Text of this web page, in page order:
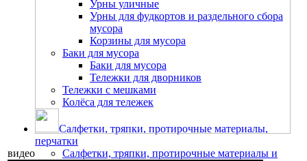
Урны уличные
Урны для фудкортов и раздельного сбора
мусора
Корзины для мусора
Баки для мусора
Баки для мусора
Тележки для дворников
Тележки с мешками
Колёса для тележек
Салфетки, тряпки, протирочные материалы,
перчатки
Салфетки, тряпки, протирочные материалы и
видео